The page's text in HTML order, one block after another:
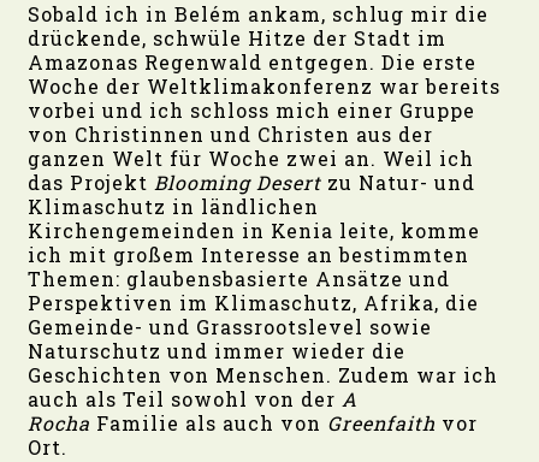
Sobald ich in Belém ankam, schlug mir die
drückende, schwüle Hitze der Stadt im
Amazonas Regenwald entgegen. Die erste
Woche der Weltklimakonferenz war bereits
vorbei und ich schloss mich einer Gruppe
von Christinnen und Christen aus der
ganzen Welt für Woche zwei an. Weil ich
das ProjektBlooming Desert zu Natur- und
Klimaschutz in ländlichen
Kirchengemeinden in Kenia leite, komme
ich mit großem Interesse an bestimmten
Themen: glaubensbasierte Ansätze und
Perspektiven im Klimaschutz, Afrika, die
Gemeinde- und Grassrootslevel sowie
Naturschutz und immer wieder die
Geschichten von Menschen. Zudem war ich
auch als Teil sowohl von derA
Rocha Familie als auch von Greenfaith vor
Ort.